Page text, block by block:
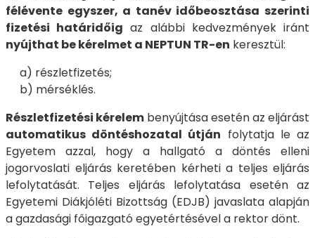
félévente egyszer, a tanév időbeosztása szerinti
fizetési határidőig az alábbi kedvezmények iránt
nyújthat be kérelmet a NEPTUN TR-en keresztül:
a) részletfizetés;
b) mérséklés.
Részletfizetési kérelem benyújtása esetén az eljárást
automatikus döntéshozatal útján folytatja le az
Egyetem azzal, hogy a hallgató a döntés elleni
jogorvoslati eljárás keretében kérheti a teljes eljárás
lefolytatását. Teljes eljárás lefolytatása esetén az
Egyetemi Diákjóléti Bizottság (EDJB) javaslata alapján
a gazdasági főigazgató egyetértésével a rektor dönt.